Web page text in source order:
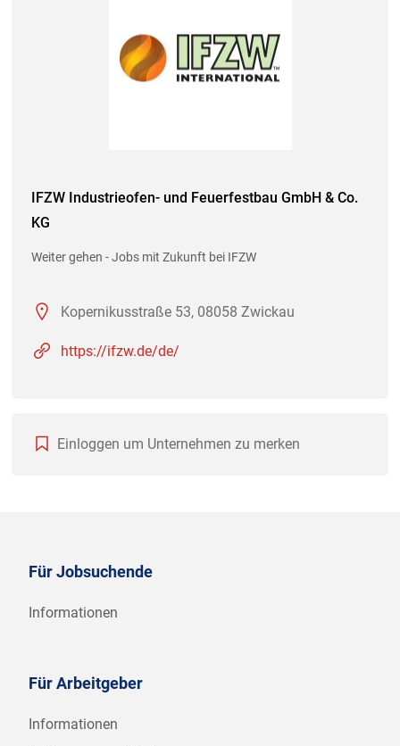
IFZW Industrieofen- und Feuerfestbau GmbH & Co.
KG
Weiter gehen - Jobs mit Zukunft bei IFZW
Kopernikusstraße 53, 08058 Zwickau
https://ifzw.de/de/
Einloggen um Unternehmen zu merken
Für Jobsuchende
Informationen
Für Arbeitgeber
Informationen